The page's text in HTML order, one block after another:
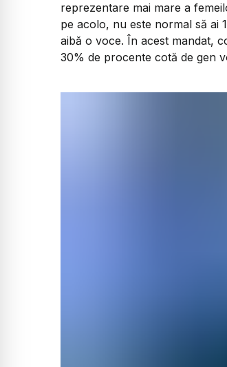
reprezentare mai mare a
pe acolo, nu este normal să ai
aibă o voce. În acest mandat,
30% de procente cotă de gen